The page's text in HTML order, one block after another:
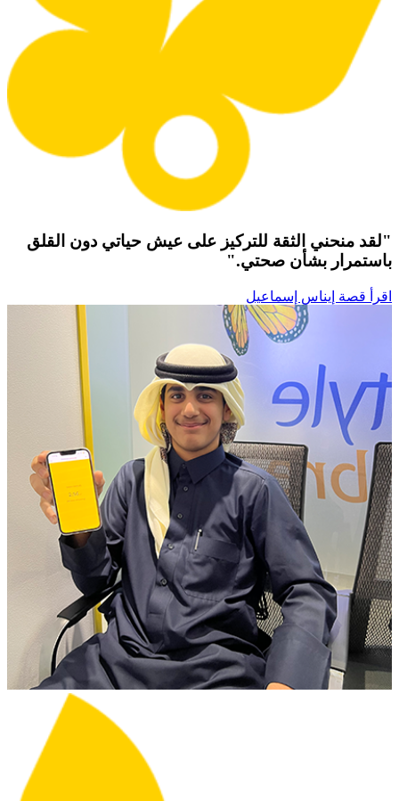
"لقد منحني الثقة للتركيز على عيش حياتي دون القلق
باستمرار بشأن صحتي."
اقرأ قصة إيناس إسماعيل